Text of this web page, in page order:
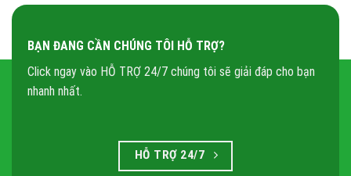
BẠN ĐANG CẦN CHÚNG TÔI HỖ TRỢ?
Click ngay vào HỖ TRỢ 24/7 chúng tôi sẽ giải đáp cho bạn
nhanh nhất.
HỖ TRỢ 24/7